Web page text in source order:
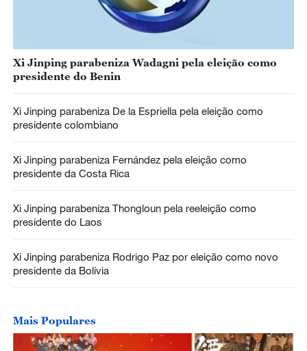
Xi Jinping parabeniza Wadagni pela eleição como
presidente do Benin
Xi Jinping parabeniza De la Espriella pela eleição como
presidente colombiano
Xi Jinping parabeniza Fernández pela eleição como
presidente da Costa Rica
Xi Jinping parabeniza Thongloun pela reeleição como
presidente do Laos
Xi Jinping parabeniza Rodrigo Paz por eleição como novo
presidente da Bolívia
Mais Populares